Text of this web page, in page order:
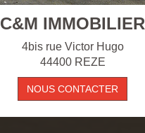
C&M IMMOBILIER
4bis rue Victor Hugo
44400 REZE
NOUS CONTACTER